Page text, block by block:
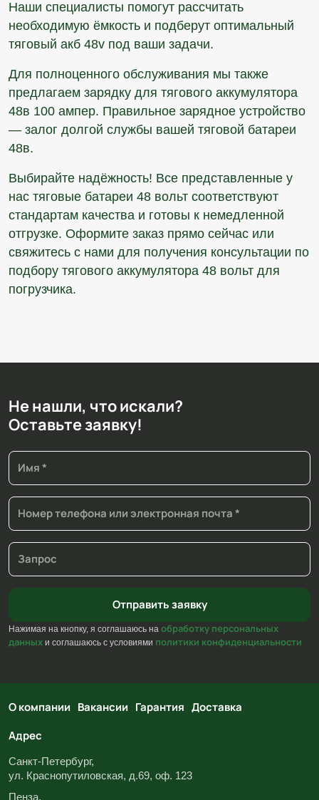
Наши специалисты помогут рассчитать
необходимую ёмкость и подберут оптимальный
тяговый акб 48v под ваши задачи.
Для полноценного обслуживания мы также
предлагаем зарядку для тягового аккумулятора
48в 100 ампер. Правильное зарядное устройство
— залог долгой службы вашей тяговой батареи
48в.
Выбирайте надёжность! Все представленные у
нас тяговые батареи 48 вольт соответствуют
стандартам качества и готовы к немедленной
отгрузке. Оформите заказ прямо сейчас или
свяжитесь с нами для получения консультации по
подбору тягового аккумулятора 48 вольт для
погрузчика.
Не нашли, что искали?
Оставьте заявку!
Нажимая на кнопку, я соглашаюсь на обработку персональных
данных и соглашаюсь с условиями политики конфиденциальности
О компании Вакансии Гарантия Доставка
Адрес
Санкт-Петербург,
ул. Краснопутиловская, д.69, оф. 123
Пенза,